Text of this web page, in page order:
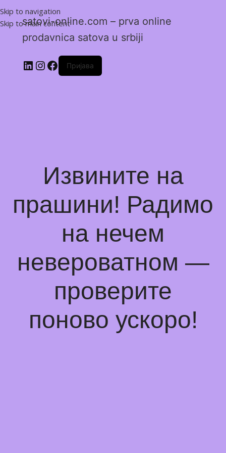
Skip to navigation
Skip to main content
satovi-online.com – prva online
prodavnica satova u srbiji
Пријава
Извините на
прашини! Радимо
на нечем
невероватном —
проверите
поново ускоро!